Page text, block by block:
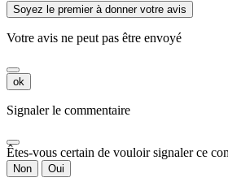
Soyez le premier à donner votre avis
Votre avis ne peut pas être envoyé
ok
Signaler le commentaire
Êtes-vous certain de vouloir signaler ce
Non Oui